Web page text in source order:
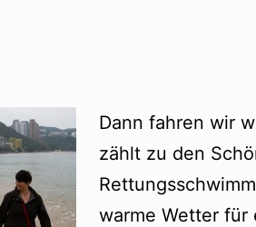
Dann fahren wir
zählt zu den
warme Wetter für